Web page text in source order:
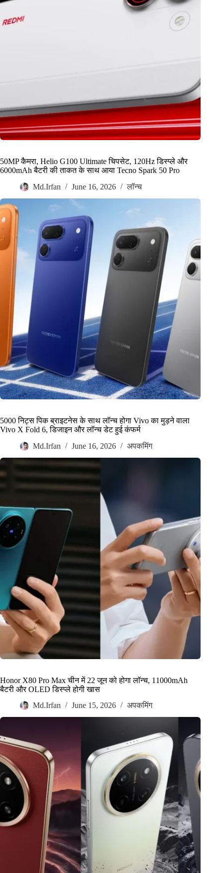
50MP कैमरा, Helio G100 Ultimate चिपसेट, 120Hz डिस्प्ले और
6000mAh बैटरी की ताकत के साथ आया Tecno Spark 50 Pro
Md.Irfan
June 16, 2026 लॉन्च
5000 निट्स पिक ब्राइटनेस के साथ लॉन्च होगा Vivo का मुड़ने वाला
Vivo X Fold 6, डिजाइन और लॉन्च डेट हुई कंफर्म
Md.Irfan
June 16, 2026 अपकमिंग
Honor X80 Pro Max चीन में 22 जून को होगा लॉन्च, 11000mAh
बैटरी और OLED डिस्प्ले होगी खास
Md.Irfan
June 15, 2026 अपकमिंग